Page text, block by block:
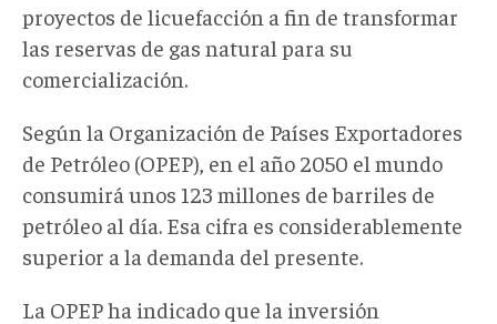
proyectos de licuefacción a fin de transformar
las reservas de gas natural para su
comercialización.
Según la Organización de Países Exportadores
de Petróleo (OPEP), en el año 2050 el mundo
consumirá unos 123 millones de barriles de
petróleo al día. Esa cifra es considerablemente
superior a la demanda del presente.
La OPEP ha indicado que la inversión